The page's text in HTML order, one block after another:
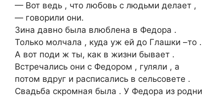
— Вот ведь , что любовь с людьми делает ,
— говорили они.
Зина давно была влюблена в Федора .
Только молчала , куда уж ей до Глашки –то .
А вот поди ж ты, как в жизни бывает .
Встречались они с Федором , гуляли , а
потом вдруг и расписались в сельсовете .
Свадьба скромная была . У Федора из родни